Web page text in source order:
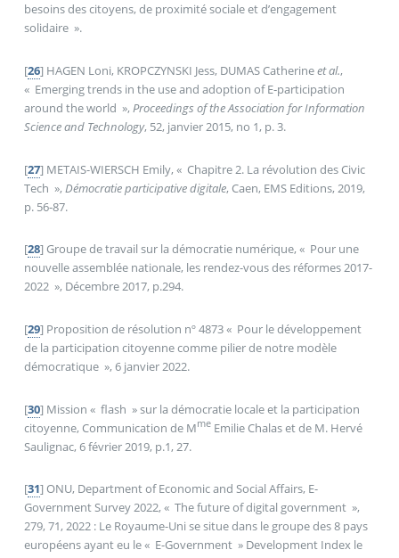
besoins des citoyens, de proximité sociale et d’engagement
solidaire ».
[26] HAGEN Loni, KROPCZYNSKI Jess, DUMAS Catherineet al.,
« Emerging trends in the use and adoption of E‐participation
around the world », Proceedings of the Association for Information
Science and Technology, 52, janvier 2015, no 1, p. 3.
[27] METAIS-WIERSCH Emily, « Chapitre 2. La révolution des Civic
Tech », Démocratie participative digitale, Caen, EMS Editions, 2019,
p. 56‑87.
[28] Groupe de travail sur la démocratie numérique, « Pour une
nouvelle assemblée nationale, les rendez-vous des réformes 2017-
2022 », Décembre 2017, p.294.
[29] Proposition de résolution nº 4873 « Pour le développement
de la participation citoyenne comme pilier de notre modèle
démocratique », 6 janvier 2022.
[30] Mission « flash » sur la démocratie locale et la participation
citoyenne, Communication de MmeEmilie Chalas et de M. Hervé
Saulignac, 6 février 2019, p.1, 27.
[31]ONU, Department of Economic and Social Affairs, E-
Government Survey 2022, « The future of digital government »,
279, 71, 2022 : Le Royaume-Uni se situe dans le groupe des 8 pays
européens ayant eu le « E-Government » Development Index le